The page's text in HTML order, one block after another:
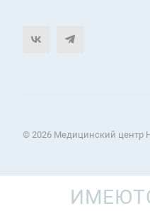
© 2026 Медицинский центр